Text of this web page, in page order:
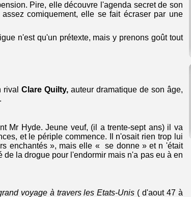
Pire, elle découvre l'agenda secret de son
comiquement, elle se fait écraser par une
n'est qu'un prétexte, mais y prenons goût tout
rivalClare Quilty, auteur dramatique de son âge,
Mr Hyde. Jeune veuf, (il a trente-sept ans) il va
et le périple commence. Il n'osait rien trop lui
enchantés », mais elle « se donne » et n 'était
de la drogue pour l'endormir mais n'a pas eu à en
voyage à travers les Etats-Unis ( d'aout 47 à